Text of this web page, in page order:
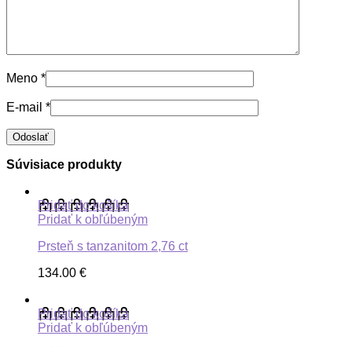
Meno *
E-mail *
Súvisiace produkty
Pridať do košíka
Pridať k obľúbeným
Prsteň s tanzanitom 2,76 ct
134.00 €
Pridať do košíka
Pridať k obľúbeným